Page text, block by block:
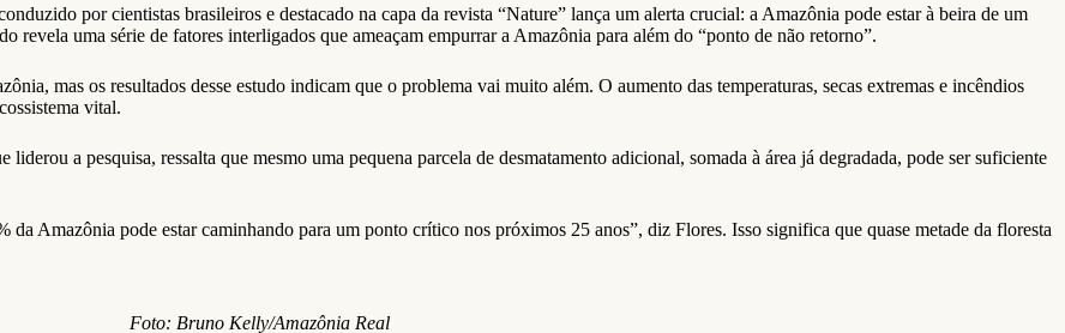
por cientistas brasileiros e destacado na capa da revista “Nature” lança um alerta crucial: a Amazônia pode estar à beira de um
revela uma série de fatores interligados que ameaçam empurrar a Amazônia para além do “ponto de não retorno”.
mas os resultados desse estudo indicam que o problema vai muito além. O aumento das temperaturas, secas extremas e incêndios
vital.
a pesquisa, ressalta que mesmo uma pequena parcela de desmatamento adicional, somada à área já degradada, pode ser suficiente
da Amazônia pode estar caminhando para um ponto crítico nos próximos 25 anos”, diz Flores. Isso significa que quase metade da floresta
Foto: Bruno Kelly/Amazônia Real